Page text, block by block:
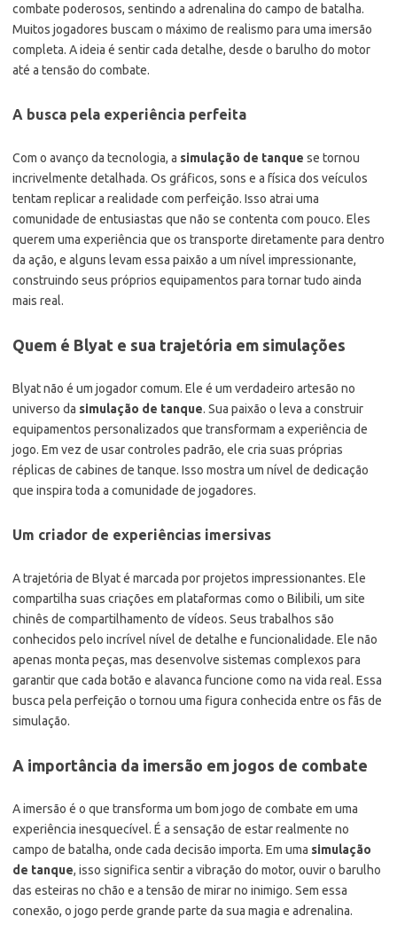
combate poderosos, sentindo a adrenalina do campo de batalha.
Muitos jogadores buscam o máximo de realismo para uma imersão
completa. A ideia é sentir cada detalhe, desde o barulho do motor
até a tensão do combate.
A busca pela experiência perfeita
Com o avanço da tecnologia, a simulação de tanque se tornou
incrivelmente detalhada. Os gráficos, sons e a física dos veículos
tentam replicar a realidade com perfeição. Isso atrai uma
comunidade de entusiastas que não se contenta com pouco. Eles
querem uma experiência que os transporte diretamente para dentro
da ação, e alguns levam essa paixão a um nível impressionante,
construindo seus próprios equipamentos para tornar tudo ainda
mais real.
Quem é Blyat e sua trajetória em simulações
Blyat não é um jogador comum. Ele é um verdadeiro artesão no
universo da simulação de tanque. Sua paixão o leva a construir
equipamentos personalizados que transformam a experiência de
jogo. Em vez de usar controles padrão, ele cria suas próprias
réplicas de cabines de tanque. Isso mostra um nível de dedicação
que inspira toda a comunidade de jogadores.
Um criador de experiências imersivas
A trajetória de Blyat é marcada por projetos impressionantes. Ele
compartilha suas criações em plataformas como o Bilibili, um site
chinês de compartilhamento de vídeos. Seus trabalhos são
conhecidos pelo incrível nível de detalhe e funcionalidade. Ele não
apenas monta peças, mas desenvolve sistemas complexos para
garantir que cada botão e alavanca funcione como na vida real. Essa
busca pela perfeição o tornou uma figura conhecida entre os fãs de
simulação.
A importância da imersão em jogos de combate
A imersão é o que transforma um bom jogo de combate em uma
experiência inesquecível. É a sensação de estar realmente no
campo de batalha, onde cada decisão importa. Em uma simulação
de tanque, isso significa sentir a vibração do motor, ouvir o barulho
das esteiras no chão e a tensão de mirar no inimigo. Sem essa
conexão, o jogo perde grande parte da sua magia e adrenalina.